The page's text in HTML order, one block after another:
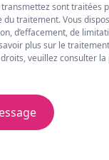
sont traitées
traitement. Vous
d’effacement, de
plus sur le
veuillez consulter la